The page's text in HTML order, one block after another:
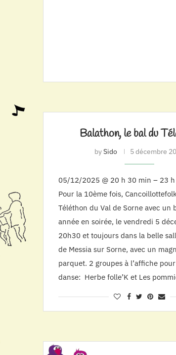
Balathon, le bal du
bySido 5 décembre
05/12/2025 @ 20 h 30 min – 23
Pour la 10ème fois,
Téléthon du Val de Sorne avec un
année en soirée, le vendredi 5
20h30 et toujours dans la belle
de Messia sur Sorne, avec un
parquet. 2 groupes à l’affiche
danse: Herbe folle’K et Les